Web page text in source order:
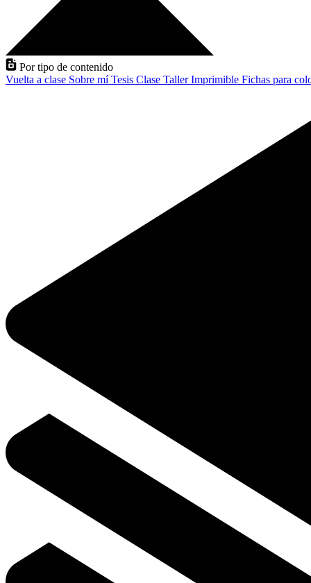
Por tipo de contenido
Vuelta a clase Sobre míTesis Clase TallerImprimible Fichas para